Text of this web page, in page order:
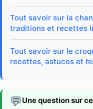
Tout savoir sur la
traditions et recettes
Tout savoir sur le
recettes, astuces et
💬 Une question sur